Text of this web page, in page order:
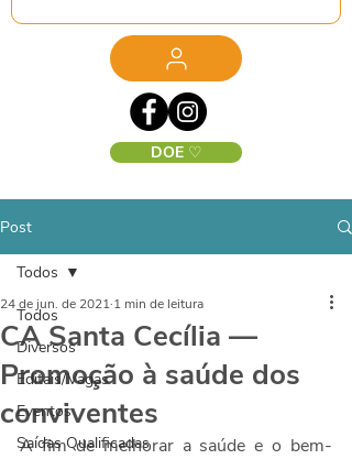
DOE ♡
Post
Todos
Diversos
Editais/Vagas
Eventos
Saídas Qualificadas
Todos
CA Santa Cecília —
Promoção à saúde dos
conviventes
24 de jun. de 2021 1 min de leitura
A fim de melhorar a saúde e o bem-